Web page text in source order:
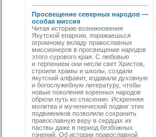
Просвещение северных народов —
особая миссия
Читая историю возникновения
Якутской епархии, поражаешься
огромному вкладу православных
миссионеров в просвещение народов
этого сурового края. С любовью
и терпением они несли свет Христов,
строили храмы и школы, создали
якутский алфавит, издавали духовную
и богослужебную литературу, чтобы
новые поколения коренных народов
обрели путь ко спасению. Искренняя
молитва и мученический подвиг этих
подвижников позволили сохранить
православную веру в сердцах их
паствы даже в период безбожных
гонений. Об истории православной